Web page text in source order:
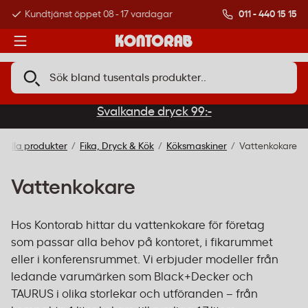
Kundtjänst öppet 08 - 17 vardagar Över 500 000
011 - 440 15 15
Svalkande dryck 99:-
Alla produkter Fika, Dryck & Kök Köksmaskiner Vattenkokare
Vattenkokare
Hos Kontorab hittar du vattenkokare för företag
som passar alla behov på kontoret, i fikarummet
eller i konferensrummet. Vi erbjuder modeller från
ledande varumärken som Black+Decker och
TAURUS i olika storlekar och utföranden – från